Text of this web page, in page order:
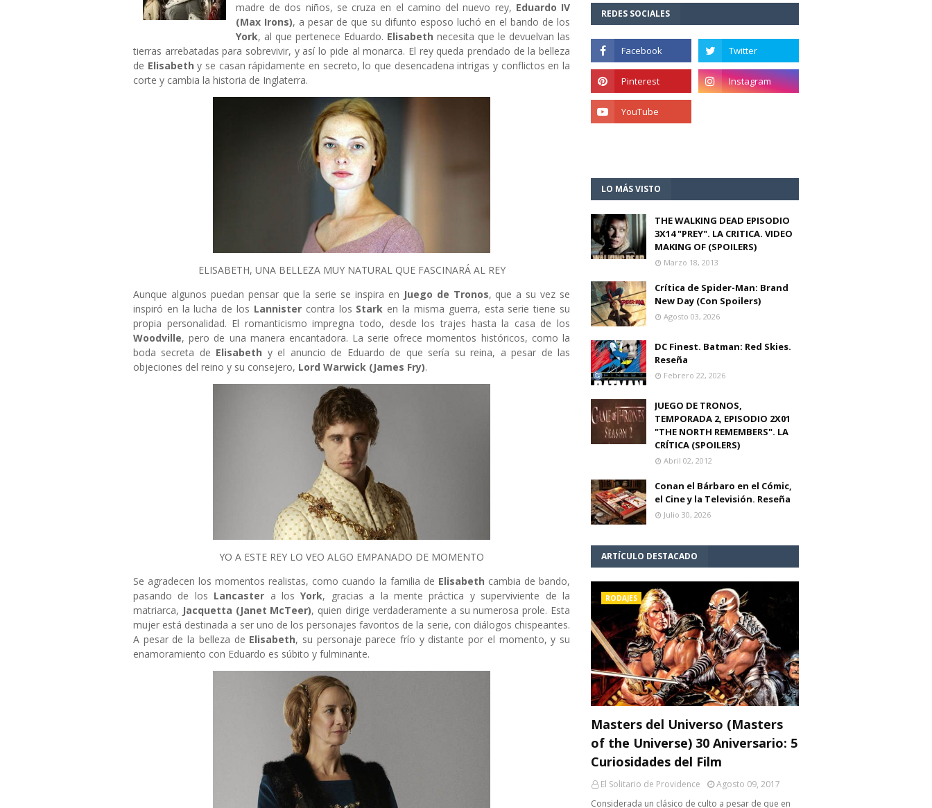
madre de dos niños, se cruza en el camino del nuevo rey, Eduardo IV
(Max Irons), a pesar de que su difunto esposo luchó en el bando de los
York, al que pertenece Eduardo. Elisabeth necesita que le devuelvan las
tierras arrebatadas para sobrevivir, y así lo pide al monarca. El rey queda prendado de la belleza
de Elisabeth y se casan rápidamente en secreto, lo que desencadena intrigas y conflictos en la
corte y cambia la historia de Inglaterra.
ELISABETH, UNA BELLEZA MUY NATURAL QUE FASCINARÁ AL REY
Aunque algunos puedan pensar que la serie se inspira en Juego de Tronos, que a su vez se
inspiró en la lucha de los Lannistercontra los Stark en la misma guerra, esta serie tiene su
propia personalidad. El romanticismo impregna todo, desde los trajes hasta la casa de los
Woodville, pero de una manera encantadora. La serie ofrece momentos históricos, como la
boda secreta de Elisabeth y el anuncio de Eduardo de que sería su reina, a pesar de las
objeciones del reino y su consejero, Lord Warwick (James Fry).
YO A ESTE REY LO VEO ALGO EMPANADO DE MOMENTO
Se agradecen los momentos realistas, como cuando la familia de Elisabeth cambia de bando,
pasando de los Lancaster a losYork, gracias a la mente práctica y superviviente de la
matriarca, Jacquetta (Janet McTeer), quien dirige verdaderamente a su numerosa prole. Esta
mujer está destinada a ser uno de los personajes favoritos de la serie, con diálogos chispeantes.
A pesar de la belleza de Elisabeth, su personaje parece frío y distante por el momento, y su
enamoramiento con Eduardo es súbito y fulminante.
REDES SOCIALES
LO MÁS VISTO
THE WALKING DEAD EPISODIO
3X14 "PREY". LA CRITICA. VIDEO
MAKING OF (SPOILERS)
Marzo 18, 2013
Crítica de Spider-Man: Brand
New Day (Con Spoilers)
Agosto 03, 2026
DC Finest. Batman: Red Skies.
Reseña
Febrero 22, 2026
JUEGO DE TRONOS,
TEMPORADA 2, EPISODIO 2X01
"THE NORTH REMEMBERS". LA
CRÍTICA (SPOILERS)
Abril 02, 2012
Conan el Bárbaro en el Cómic,
el Cine y la Televisión. Reseña
Julio 30, 2026
ARTÍCULO DESTACADO
RODAJES
Masters del Universo (Masters
of the Universe) 30 Aniversario: 5
Curiosidades del Film
El Solitario de Providence
Agosto 09, 2017
Considerada un clásico de culto a pesar de que en